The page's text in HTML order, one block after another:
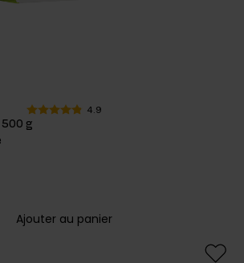
4.9
g
Ajouter au panier